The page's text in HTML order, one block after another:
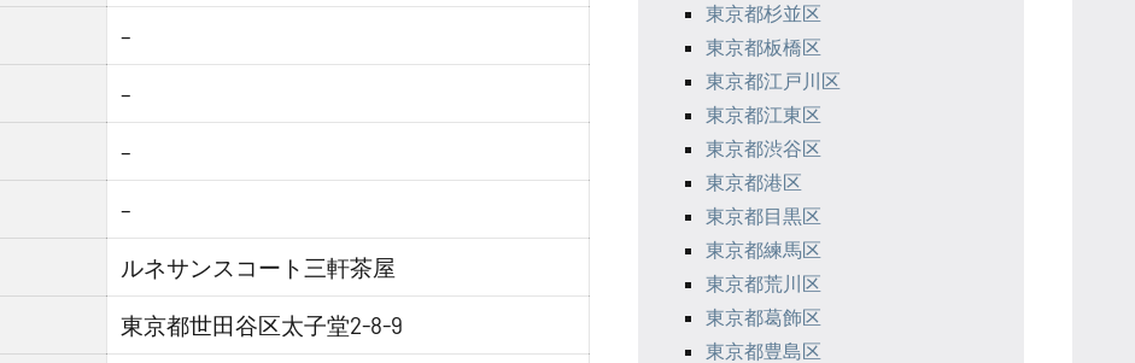
–
–
–
–
ルネサンスコート三軒茶屋
東京都世田谷区太子堂2-8-9
東京都杉並区
東京都板橋区
東京都江戸川区
東京都江東区
東京都渋谷区
東京都港区
東京都目黒区
東京都練馬区
東京都荒川区
東京都葛飾区
東京都豊島区